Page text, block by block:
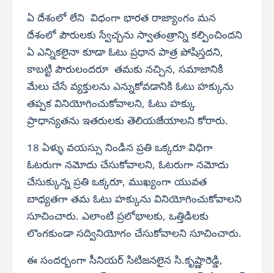
ఏ దేశంలో లేని విధంగా భారత రాజ్యాంగం మన
దేశంలో పౌరులకు స్వేచ్ఛను స్వాతంత్రాన్ని కల్పించిందని
ఏ ఎన్నికలైనా కూడా ఓటు ప్రధాన పాత్ర పోషిస్తదని,
కాబట్టి పౌరులందరూ తమకు నచ్చిన, సమాజానికి
మేలు చేసే వ్యక్తులను ఎన్నుకోవడానికి ఓటు హక్కును
తప్పక వినియోగించుకోవాలని, ఓటు హక్కు
ప్రాధాన్యతను ఇతరులకు తెలియజేయాలని కోరారు.
18 ఏళ్ళు వయస్సు నిండిన ప్రతి ఒక్కరూ విధిగా
ఓటరుగా నమోదు చేసుకోవాలని, ఓటరుగా నమోదు
చేసుక్కున్న ప్రతి ఒక్కరూ, ముఖ్యంగా యువత
బాధ్యతగా తమ ఓటు హక్కును వినియోగించుకోవాలని
సూచించారు. ఎలాంటి ప్రలోభాలకు, ఒత్తిడిలకు
లొంగకుండా సద్వినియోగం చేసుకోవాలని సూచించారు.
ఈ సందర్బంగా సీనియర్ సిటిజనలైన సి.కృష్ణారెడ్డి,